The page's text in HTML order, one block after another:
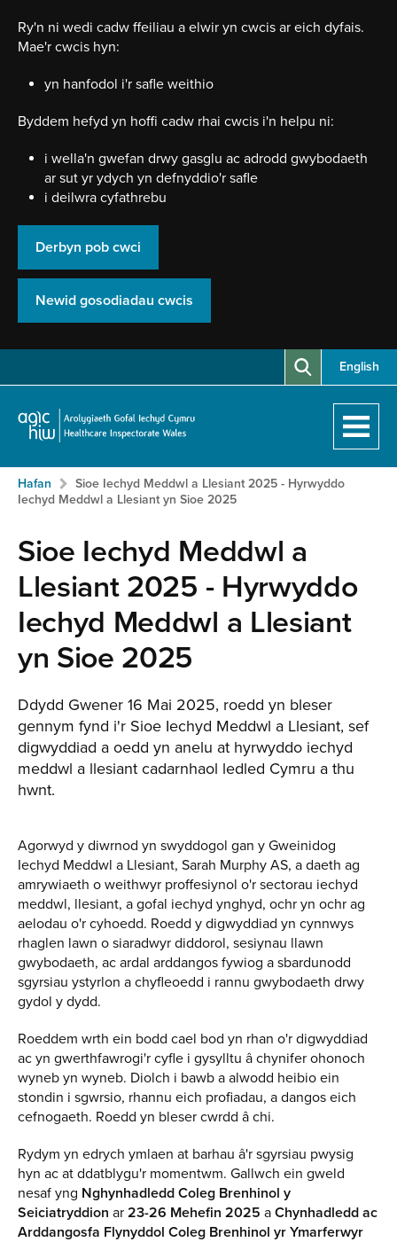
Ry'n ni wedi cadw ffeiliau a elwir yn cwcis ar eich dyfais.
Mae'r cwcis hyn:
yn hanfodol i'r safle weithio
Byddem hefyd yn hoffi cadw rhai cwcis i'n helpu ni:
i wella'n gwefan drwy gasglu ac adrodd gwybodaeth
ar sut yr ydych yn defnyddio'r safle
i deilwra cyfathrebu
Derbyn pob cwci
Newid gosodiadau cwcis
English
Hafan
Breadcrumb
Hafan
Neidio
i'r
Sioe Iechyd Meddwl a Llesiant 2025 - Hyrwyddo
Iechyd Meddwl a Llesiant yn Sioe 2025
Sioe Iechyd Meddwl a
Llesiant 2025 - Hyrwyddo
Iechyd Meddwl a Llesiant
yn Sioe 2025
Ddydd Gwener 16 Mai 2025, roedd yn bleser
gennym fynd i'r Sioe Iechyd Meddwl a Llesiant, sef
digwyddiad a oedd yn anelu at hyrwyddo iechyd
meddwl a llesiant cadarnhaol ledled Cymru a thu
hwnt.
Agorwyd y diwrnod yn swyddogol gan y Gweinidog
Iechyd Meddwl a Llesiant, Sarah Murphy AS, a daeth ag
amrywiaeth o weithwyr proffesiynol o'r sectorau iechyd
meddwl, llesiant, a gofal iechyd ynghyd, ochr yn ochr ag
aelodau o'r cyhoedd. Roedd y digwyddiad yn cynnwys
rhaglen lawn o siaradwyr diddorol, sesiynau llawn
gwybodaeth, ac ardal arddangos fywiog a sbardunodd
sgyrsiau ystyrlon a chyfleoedd i rannu gwybodaeth drwy
gydol y dydd.
Roeddem wrth ein bodd cael bod yn rhan o'r digwyddiad
ac yn gwerthfawrogi'r cyfle i gysylltu â chynifer ohonoch
wyneb yn wyneb. Diolch i bawb a alwodd heibio ein
stondin i sgwrsio, rhannu eich profiadau, a dangos eich
cefnogaeth. Roedd yn bleser cwrdd â chi.
Rydym yn edrych ymlaen at barhau â'r sgyrsiau pwysig
hyn ac at ddatblygu'r momentwm. Gallwch ein gweld
nesaf yng Nghynhadledd Coleg Brenhinol y
Seiciatryddion ar 23-26 Mehefin 2025 a Chynhadledd ac
Arddangosfa Flynyddol Coleg Brenhinol yr Ymarferwyr